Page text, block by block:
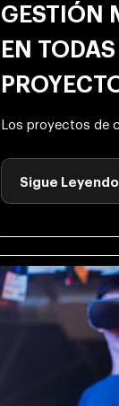
GESTIÓN
EN
Los proyectos de
Sigue Leyendo